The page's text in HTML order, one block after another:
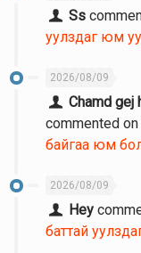
Ss
уулздаг юм
2026/08/09
Chamd gej
commented on
байгаа юм
2026/08/09
Hey
баттай